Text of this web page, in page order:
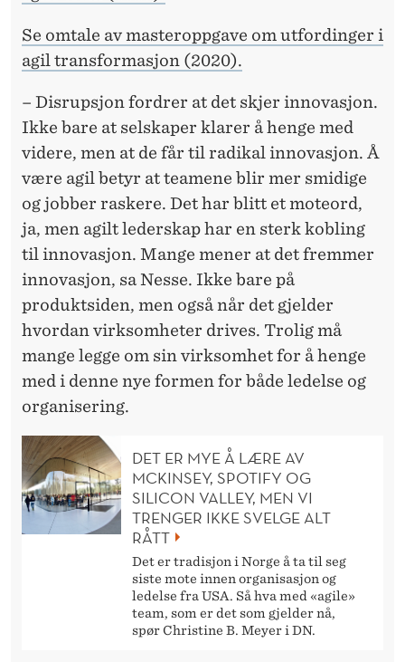
Se omtale av masteroppgave om utfordinger i
agil transformasjon (2020).
– Disrupsjon fordrer at det skjer innovasjon.
Ikke bare at selskaper klarer å henge med
videre, men at de får til radikal innovasjon. Å
være agil betyr at teamene blir mer smidige
og jobber raskere. Det har blitt et moteord,
ja, men agilt lederskap har en sterk kobling
til innovasjon. Mange mener at det fremmer
innovasjon, sa Nesse. Ikke bare på
produktsiden, men også når det gjelder
hvordan virksomheter drives. Trolig må
mange legge om sin virksomhet for å henge
med i denne nye formen for både ledelse og
organisering.
DET ER MYE Å LÆRE AV
MCKINSEY, SPOTIFY OG
SILICON VALLEY, MEN VI
TRENGER IKKE SVELGE ALT
RÅTT
Det er tradisjon i Norge å ta til seg
siste mote innen organisasjon og
ledelse fra USA. Så hva med «agile»
team, som er det som gjelder nå,
spør Christine B. Meyer i DN.